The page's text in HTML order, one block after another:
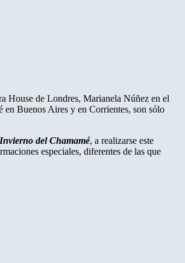
House de Londres, Marianela Núñez en el
Buenos Aires y en Corrientes, son sólo
del Chamamé, a realizarse este
especiales, diferentes de las que